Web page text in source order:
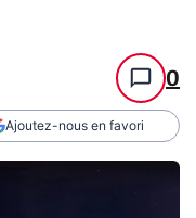
0
Ajoutez-nous en favori